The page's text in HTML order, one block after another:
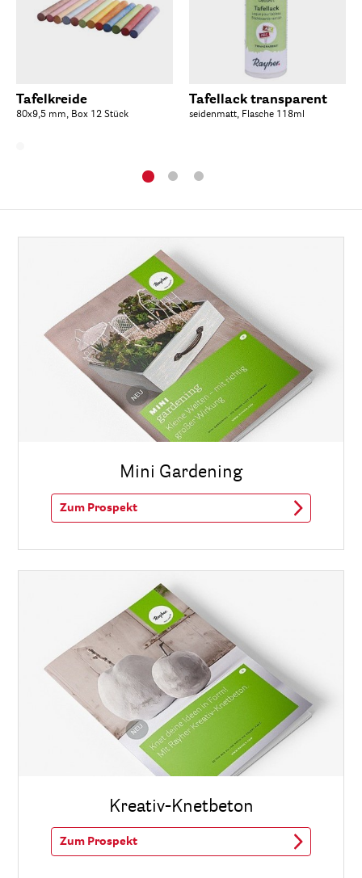
Tafelkreide
80x9,5 mm, Box 12 Stück
Tafellack transparent
seidenmatt, Flasche 118ml
Mini Gardening
Zum Prospekt
Kreativ-Knetbeton
Zum Prospekt